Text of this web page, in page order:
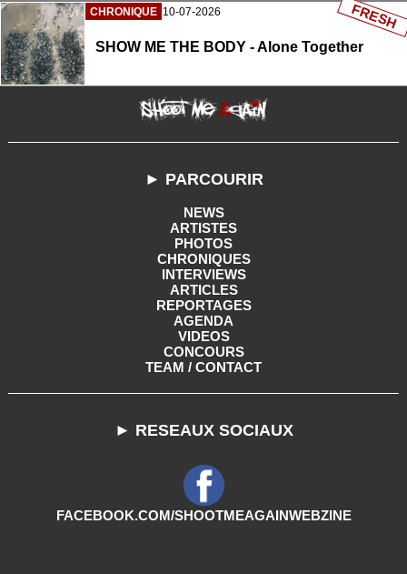
CHRONIQUE 10-07-2026
SHOW ME THE BODY - Alone Together
FRESH
► PARCOURIR
NEWS
ARTISTES
PHOTOS
CHRONIQUES
INTERVIEWS
ARTICLES
REPORTAGES
AGENDA
VIDEOS
CONCOURS
TEAM / CONTACT
► RESEAUX SOCIAUX
FACEBOOK.COM/SHOOTMEAGAINWEBZINE